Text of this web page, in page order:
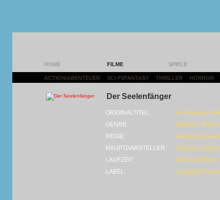
HOME FILME SPIELE
ACTION/ABENTEUER SCI-FI/FANTASY THRILLER HORROR
Der Seelenfänger
ORIGINALTITEL:
Le mangeur
GENRE:
Mystery • Thriller
REGIE:
Alexandre
HAUPTDARSTELLER:
Virginie
LAUFZEIT:
DVD (108 Min)
LABEL:
Capelight